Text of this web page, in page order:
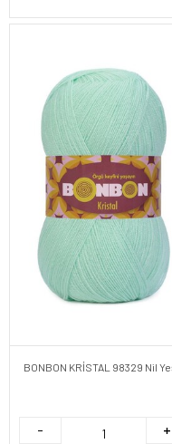
BONBON KRİSTAL 98329 Nil